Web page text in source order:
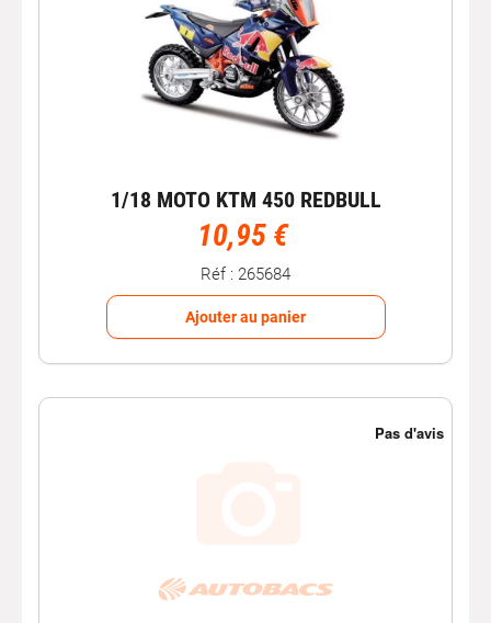
1/18 MOTO KTM 450 REDBULL
10,95 €
Réf : 265684
Ajouter au panier